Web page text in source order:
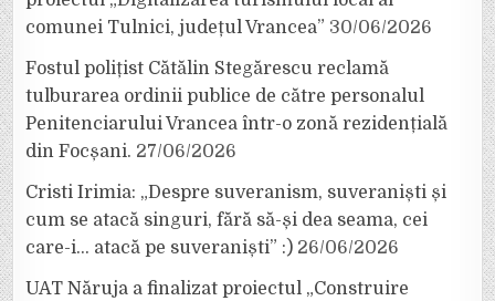
comunei Tulnici, județul Vrancea” 30/06/2026
Fostul polițist Cătălin Stegărescu reclamă
tulburarea ordinii publice de către personalul
Penitenciarului Vrancea într-o zonă rezidențială
din Focșani. 27/06/2026
Cristi Irimia: „Despre suveranism, suveraniști și
cum se atacă singuri, fără să-și dea seama, cei
care-i… atacă pe suveraniști” :) 26/06/2026
UAT Năruja a finalizat proiectul „Construire